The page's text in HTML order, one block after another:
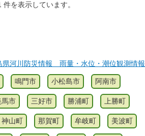
件を表示しています。
県河川防災情報 雨量・水位・潮位観測情報
鳴門市 小松島市 阿南市
馬市 三好市 勝浦町 上勝町
神山町 那賀町 牟岐町 美波町